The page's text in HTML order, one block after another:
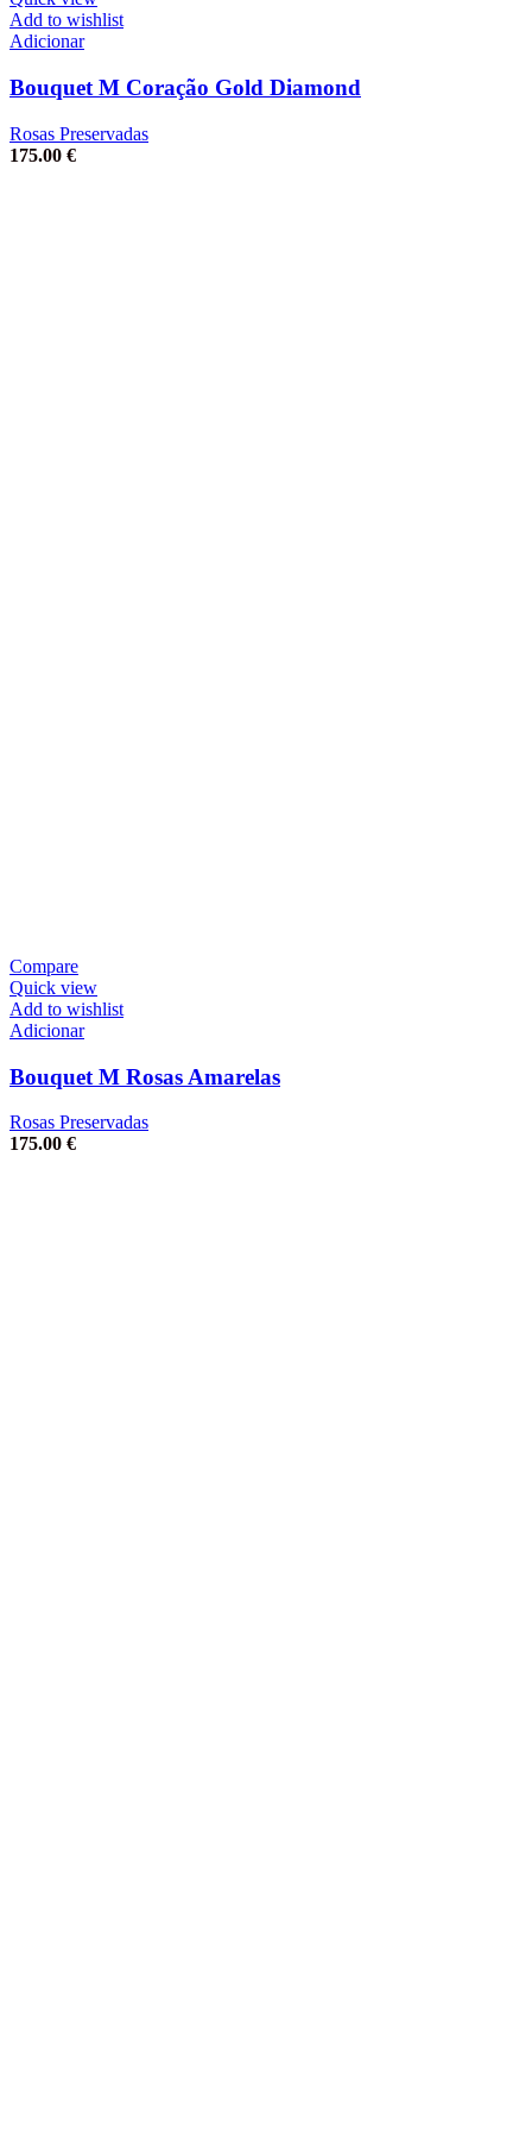
Add to wishlist
Adicionar
Bouquet M Coração Gold Diamond
Rosas Preservadas
175.00 €
Compare
Quick view
Add to wishlist
Adicionar
Bouquet M Rosas Amarelas
Rosas Preservadas
175.00 €